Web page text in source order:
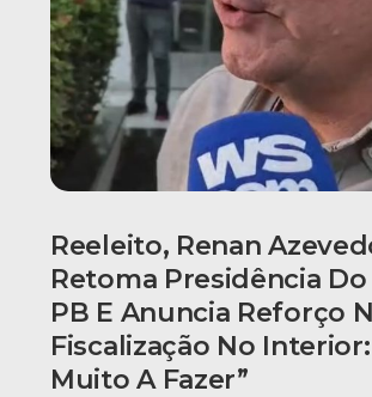
Reeleito, Renan
Retoma Presidência Do
PB E Anuncia Reforço
Fiscalização No
Muito A Fazer”